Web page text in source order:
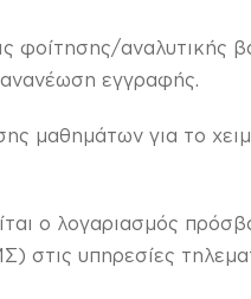
φοίτησης/αναλυτικής
εγγραφής.
μαθημάτων για το
ο λογαριασμός
στις υπηρεσίες